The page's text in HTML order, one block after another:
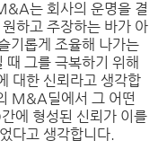
는 회사의 운명을 결
하고 주장하는 바가 아
기롭게 조율해 나가는
때 그를 극복하기 위해
대한 신뢰라고 생각합
M&A딜에서 그 어떤
에 형성된 신뢰가 이를
다고 생각합니다.